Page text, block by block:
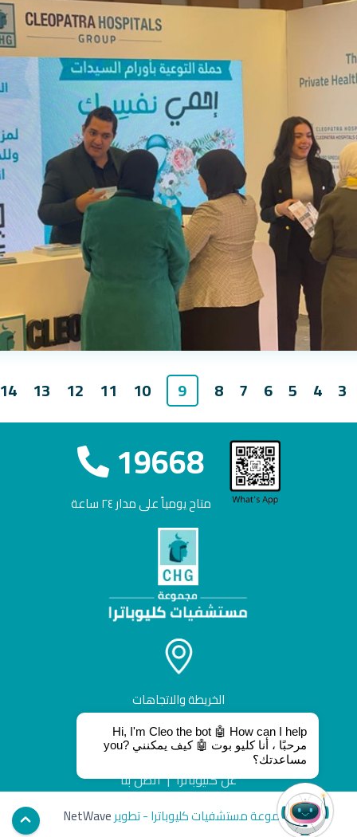
3
4
5
6
7
8
9
10
11
12
13
19668
متاح يومياً على مدار ٢٤ ساعة
الخريطة والاتجاهات
عن كليوباترا |أتصل بنا
مجموعة مستشفيات كليوباترا - تطويرNetWave
Hi, I'm Cleo the bot 🤖 How can I help
you? مرحبًا ، أنا كليو بوت 🤖 كيف يمكنني
مساعدتك؟